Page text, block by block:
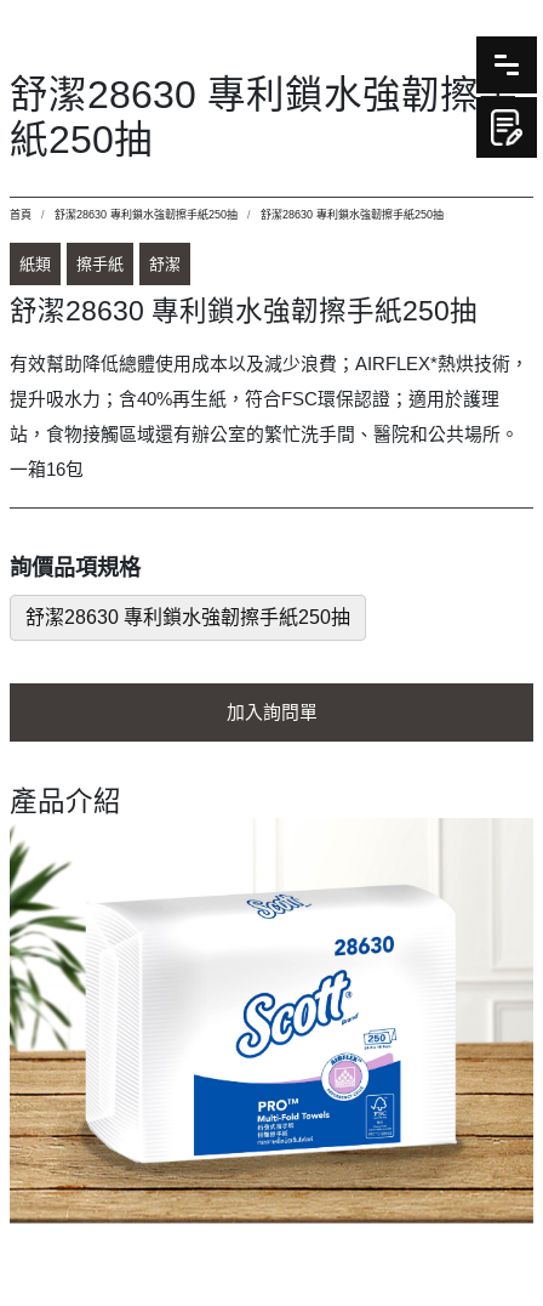
舒潔28630 專利鎖水強韌擦手
紙250抽
首頁 舒潔28630 專利鎖水強韌擦手紙250抽 舒潔28630 專利鎖水強韌擦手紙250抽
紙類 擦手紙 舒潔
舒潔28630 專利鎖水強韌擦手紙250抽
有效幫助降低總體使用成本以及減少浪費；AIRFLEX*熱烘技術，
提升吸水力；含40%再生紙，符合FSC環保認證；適用於護理
站，食物接觸區域還有辦公室的繁忙洗手間、醫院和公共場所。
一箱16包
詢價品項規格
舒潔28630 專利鎖水強韌擦手紙250抽
加入詢問單
產品介紹